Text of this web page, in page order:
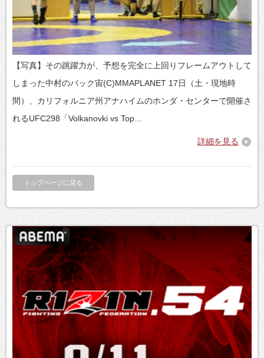
【写真】その跳躍力が、予想を完全に上回りフレームアウトして
しまった中村のバック宙(C)MMAPLANET 17日（土・現地時
間）、カリフォルニア州アナハイムのホンダ・センターで開催さ
れるUFC298「Volkanovki vs Top…
詳細を見る
トップページに戻る